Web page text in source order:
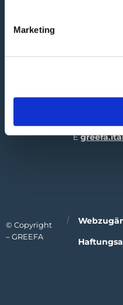
Marketing
T+39
E
© Copyright
– GREEFA